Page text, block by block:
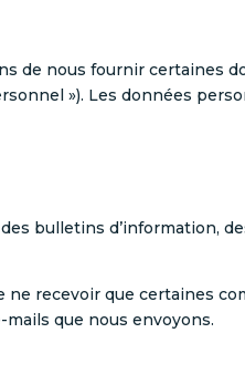
de nous fournir certaines
»). Les données
bulletins d’information,
recevoir que certaines
que nous envoyons.